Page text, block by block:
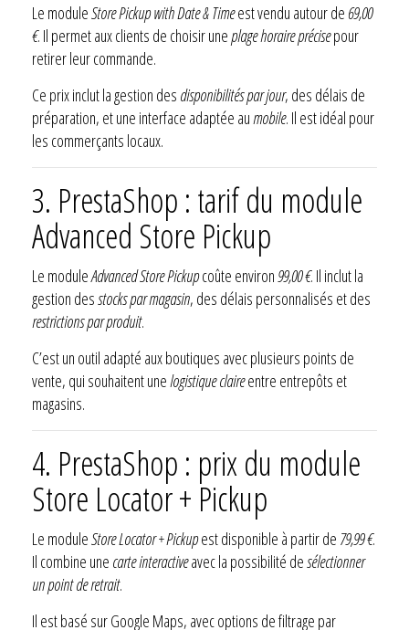
Le moduleStore Pickup with Date & Timeest vendu autour de 69,00
€. Il permet aux clients de choisir uneplage horaire précisepour
retirer leur commande.
Ce prix inclut la gestion des disponibilités par jour, des délais de
préparation, et une interface adaptée au mobile. Il est idéal pour
les commerçants locaux.
3. PrestaShop : tarif du module
Advanced Store Pickup
Le moduleAdvanced Store Pickupcoûte environ 99,00 €. Il inclut la
gestion desstocks par magasin, des délais personnalisés et des
restrictions par produit.
C’est un outil adapté aux boutiques avec plusieurs points de
vente, qui souhaitent une logistique claireentre entrepôts et
magasins.
4. PrestaShop : prix du module
Store Locator + Pickup
Le moduleStore Locator + Pickupest disponible à partir de 79,99 €.
Il combine une carte interactiveavec la possibilité desélectionner
un point de retrait.
Il est basé sur Google Maps, avec options de filtrage par